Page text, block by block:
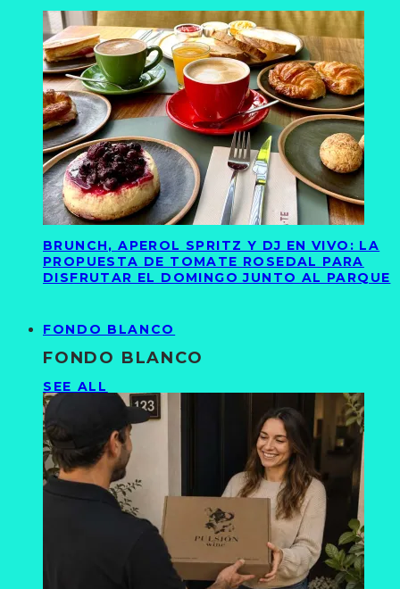
BRUNCH, APEROL SPRITZ Y DJ EN VIVO: LA
PROPUESTA DE TOMATE ROSEDAL PARA
DISFRUTAR EL DOMINGO JUNTO AL PARQUE
FONDO BLANCO
FONDO BLANCO
SEE ALL